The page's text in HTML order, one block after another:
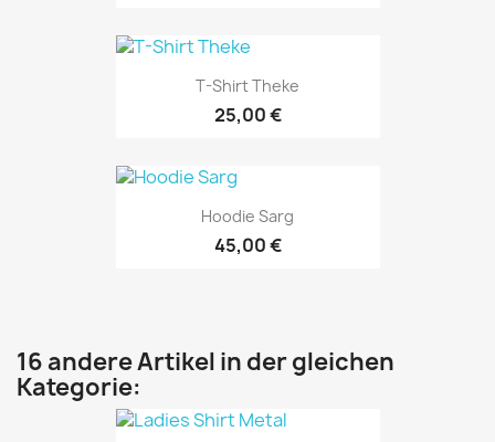
T-Shirt Theke
25,00 €
Hoodie Sarg
45,00 €
16 andere Artikel in der gleichen
Kategorie: